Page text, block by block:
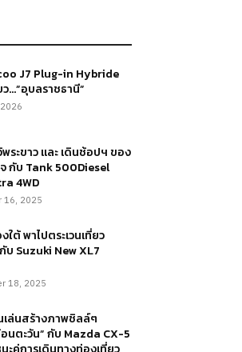
J7 Plug-in Hybride
ว…”อุบลราชธานี”
พระขาว และ เดินช้อปฯ ของ
จ กับ Tank 500Diesel
4WD
16, 2025
ใต้ พาไปตระเวนเที่ยว
บ Suzuki New XL7
18, 2025
เล่นสร้างภาพชิลล์ๆ
นตะวัน” กับ Mazda CX-5